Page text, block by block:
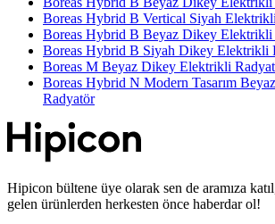
Boreas Hybrid B Vertical Siyah
Boreas Hybrid B Beyaz Dikey Elektrikli
Boreas Hybrid B Siyah Dikey Elektrikli
Boreas M Beyaz Dikey Elektrikli
Boreas Hybrid N Modern Tasarım
Radyatör
Hipicon bültene üye olarak sen de aramıza
gelen ürünlerden herkesten önce haberdar ol!